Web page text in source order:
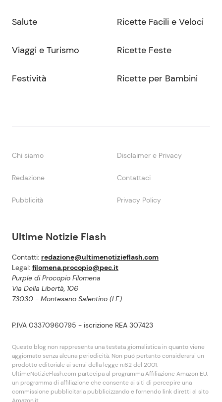
Ultime Notizie Flash
Contatti: redazione@ultimenotizieflash.com
Legal: filomena.procopio@pec.it
Purple di Procopio Filomena
Via Della Libertà, 106
73030 - Montesano Salentino (LE)
P.IVA 03370960795 - iscrizione REA 307423
Questo blog non rappresenta una testata giornalistica in quanto viene
aggiornato senza alcuna periodicità. Non puó pertanto considerarsi un
prodotto editoriale ai sensi della legge n.62 del 2001.
UltimeNotizieFlash.com partecipa al programma Affiliazione Amazon EU,
un programma di affiliazione che consente ai siti di percepire una
commissione pubblicitaria pubblicizzando e fornendo link diretti al sito
Amazon.it.
Salute
Viaggi e Turismo
Festività
Ricette Facili e Veloci
Ricette Feste
Ricette per Bambini
Chi siamo Disclaimer e Privacy
Redazione Contattaci
Pubblicità Privacy Policy